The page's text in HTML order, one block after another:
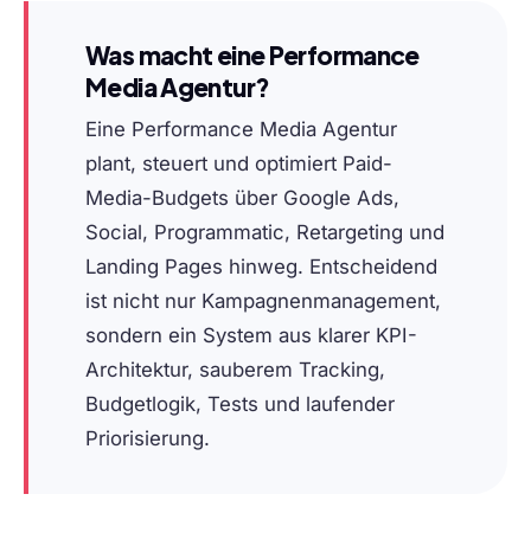
Was macht eine Performance
Media Agentur?
Eine Performance Media Agentur
plant, steuert und optimiert Paid-
Media-Budgets über Google Ads,
Social, Programmatic, Retargeting und
Landing Pages hinweg. Entscheidend
ist nicht nur Kampagnenmanagement,
sondern ein System aus klarer KPI-
Architektur, sauberem Tracking,
Budgetlogik, Tests und laufender
Priorisierung.